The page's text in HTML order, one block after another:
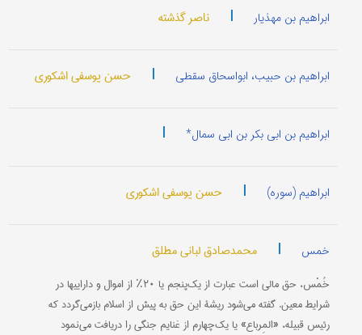
ابراهیم بن مهذیار | ناصر گذشته
ابراهيم بن حبيب، ابواسحاق سقطی | حسن یوسفی اشکوری
ابراهيم بن ابی بکر بن ابی سمال* |
ابراهیم (سوره) | حسن یوسفی اشکوری
خمس | محمدصادق لبانی مطلق
خُمْس، حق مالی است عبارت از یک‌پنجم یا ۲۰٪ از اموال و داراییها در
شرایط معین. گفته می‌شود ریشۀ این حق به پیش از اسلام بازمی‌گردد که
رئیس قبیله، «المِرباع» یا یک‌چهارم از غنایم جنگی را دریافت می‌نمود